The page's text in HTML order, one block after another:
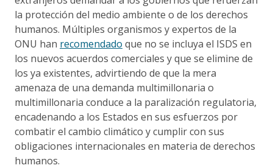
la protección del medio ambiente o de los derechos
humanos. Múltiples organismos y expertos de la
ONU han recomendado que no se incluya el ISDS en
los nuevos acuerdos comerciales y que se elimine de
los ya existentes, advirtiendo de que la mera
amenaza de una demanda multimillonaria o
multimillonaria conduce a la paralización regulatoria,
encadenando a los Estados en sus esfuerzos por
combatir el cambio climático y cumplir con sus
obligaciones internacionales en materia de derechos
humanos.